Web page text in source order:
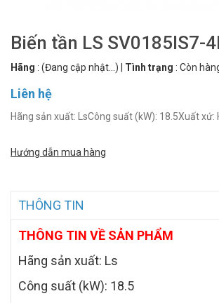
Biến tần LS SV0185IS7-
Hãng : (Đang cập nhật...) Tình trạng : Còn
Liên hệ
Hãng sản xuất: LsCông suất (kW): 18.5Xuất xứ:
Hướng dẫn mua hàng
THÔNG TIN
THÔNG TIN VỀ SẢN PHẨM
Hãng sản xuất: Ls
Công suất (kW): 18.5